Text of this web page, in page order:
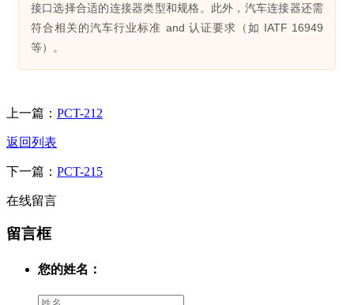
接口选择合适的连接器类型和规格。此外，汽车连接器还需
符合相关的汽车行业标准 and 认证要求（如 IATF 16949
等）。
上一篇： PCT-212
返回列表
下一篇： PCT-215
在线留言
留言框
您的姓名：